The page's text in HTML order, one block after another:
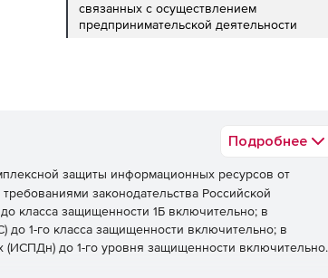
связанных с осуществлением
предпринимательской деятельности
Подробнее
защиты информационных ресурсов от
законодательства Российской
класса защищенности 1Б включительно; в
до 1-го класса защищенности включительно; в
до 1-го уровня защищенности включительно.